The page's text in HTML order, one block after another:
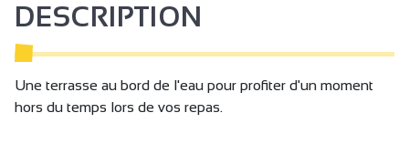
DESCRIPTION
Une terrasse au bord de l'eau pour profiter d'un moment
hors du temps lors de vos repas.